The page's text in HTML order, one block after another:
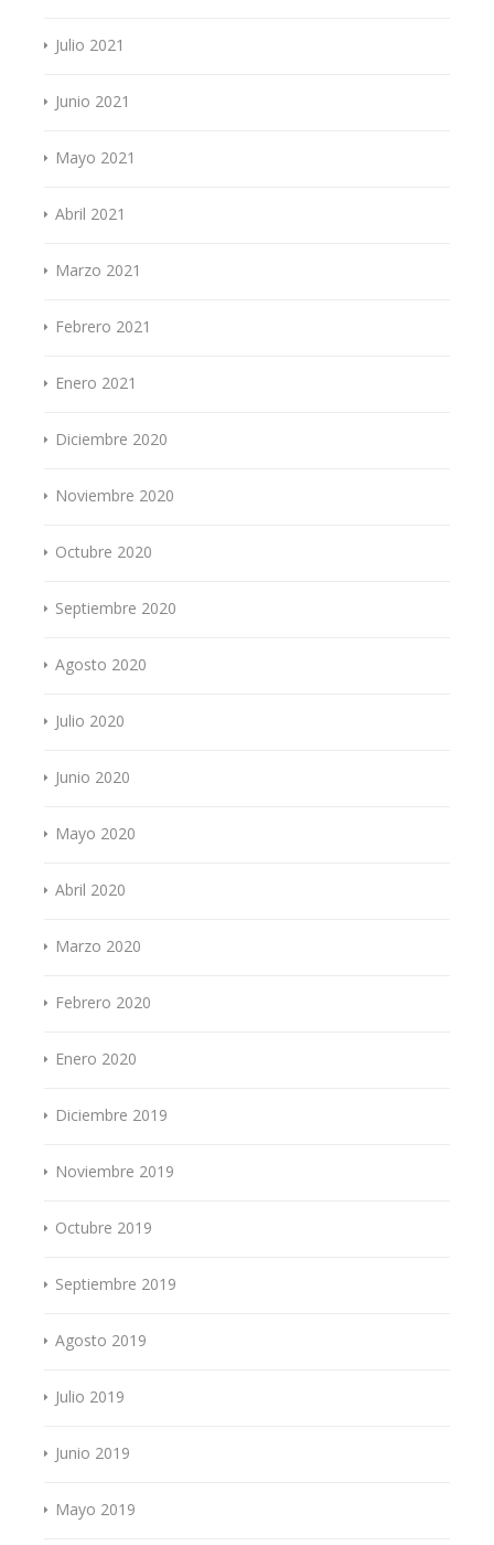
Julio 2021
Junio 2021
Mayo 2021
Abril 2021
Marzo 2021
Febrero 2021
Enero 2021
Diciembre 2020
Noviembre 2020
Octubre 2020
Septiembre 2020
Agosto 2020
Julio 2020
Junio 2020
Mayo 2020
Abril 2020
Marzo 2020
Febrero 2020
Enero 2020
Diciembre 2019
Noviembre 2019
Octubre 2019
Septiembre 2019
Agosto 2019
Julio 2019
Junio 2019
Mayo 2019